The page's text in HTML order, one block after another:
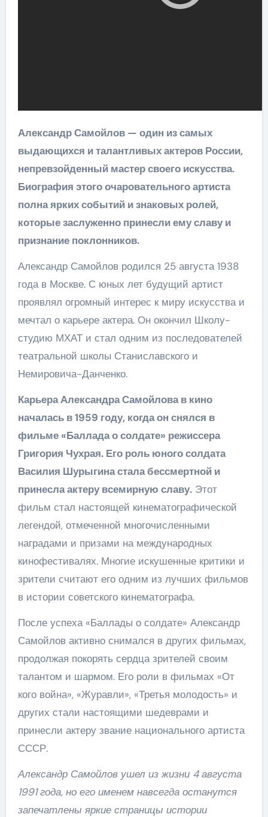
Александр Самойлов — один из самых
выдающихся и талантливых актеров России,
непревзойденный мастер своего искусства.
Биография этого очаровательного артиста
полна ярких событий и знаковых ролей,
которые заслуженно принесли ему славу и
признание поклонников.
Александр Самойлов родился 25 августа 1938
года в Москве. С юных лет будущий артист
проявлял огромный интерес к миру искусства и
мечтал о карьере актера. Он окончил Школу-
студию МХАТ и стал одним из последователей
театральной школы Станиславского и
Немировича-Данченко.
Карьера Александра Самойлова в кино
началась в 1959 году, когда он снялся в
фильме «Баллада о солдате» режиссера
Григория Чухрая. Его роль юного солдата
Василия Шурыгина стала бессмертной и
принесла актеру всемирную славу.Этот
фильм стал настоящей кинематографической
легендой, отмеченной многочисленными
наградами и призами на международных
кинофестивалях. Многие искушенные критики и
зрители считают его одним из лучших фильмов
в истории советского кинематографа.
После успеха «Баллады о солдате» Александр
Самойлов активно снимался в других фильмах,
продолжая покорять сердца зрителей своим
талантом и шармом. Его роли в фильмах «От
кого война», «Журавли», «Третья молодость» и
других стали настоящими шедеврами и
принесли актеру звание национального артиста
СССР.
Александр Самойлов ушел из жизни 4 августа
1991 года, но его именем навсегда останутся
запечатлены яркие страницы истории